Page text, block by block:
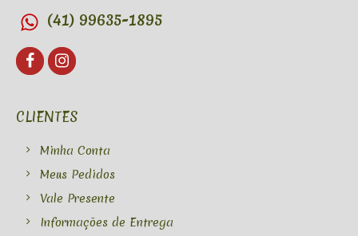
(41) 99635-1895
CLIENTES
Minha Conta
Meus Pedidos
Vale Presente
Informações de Entrega